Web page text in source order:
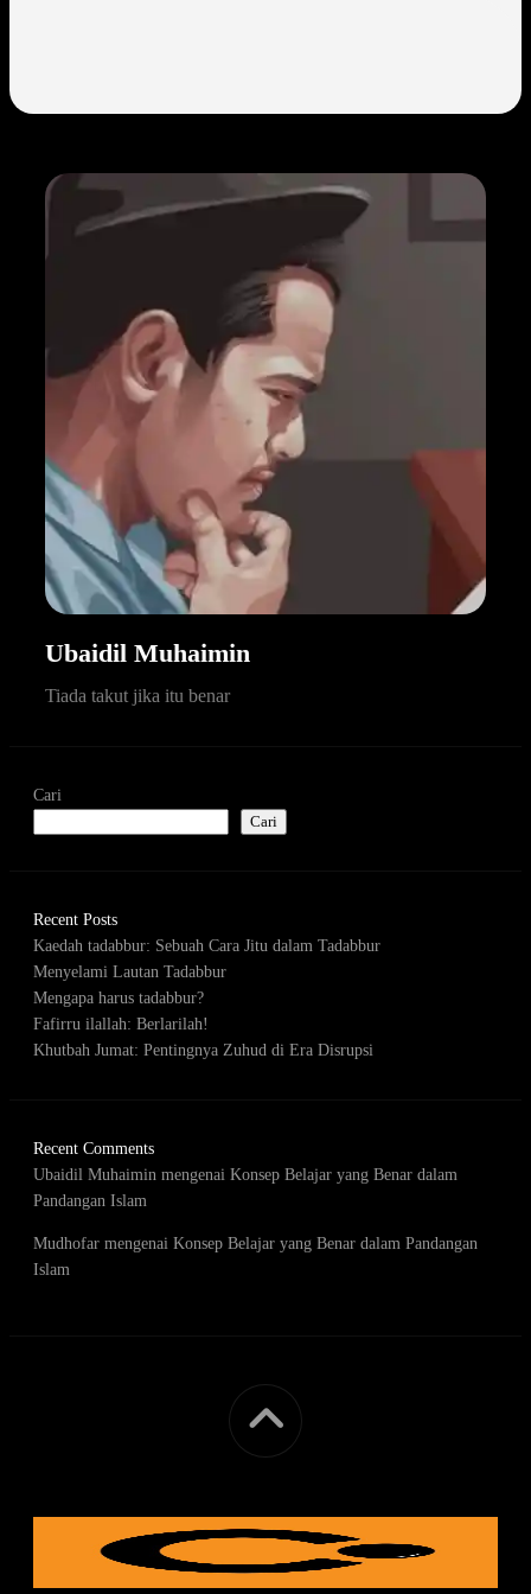
Ubaidil Muhaimin
Tiada takut jika itu benar
Cari
Cari
Recent Posts
Kaedah tadabbur: Sebuah Cara Jitu dalam Tadabbur
Menyelami Lautan Tadabbur
Mengapa harus tadabbur?
Fafirru ilallah: Berlarilah!
Khutbah Jumat: Pentingnya Zuhud di Era Disrupsi
Recent Comments
Ubaidil Muhaimin mengenai Konsep Belajar yang Benar dalam
Pandangan Islam
Mudhofar mengenai Konsep Belajar yang Benar dalam Pandangan
Islam